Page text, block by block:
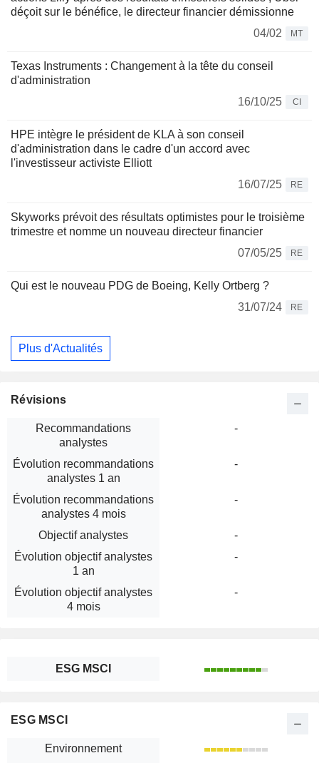
déçoit sur le bénéfice, le directeur financier démissionne
04/02
MT
Texas Instruments : Changement à la tête du conseil
d'administration
16/10/25
CI
HPE intègre le président de KLA à son conseil
d'administration dans le cadre d'un accord avec
l'investisseur activiste Elliott
16/07/25
RE
Skyworks prévoit des résultats optimistes pour le troisième
trimestre et nomme un nouveau directeur financier
07/05/25
RE
Qui est le nouveau PDG de Boeing, Kelly Ortberg ?
31/07/24
RE
Plus d'Actualités
Révisions
Recommandations
analystes
-
Évolution recommandations
analystes 1 an
-
Évolution recommandations
analystes 4 mois
-
Objectif analystes
-
Évolution objectif analystes
1 an
-
Évolution objectif analystes
4 mois
-
ESG MSCI
ESG MSCI
Environnement